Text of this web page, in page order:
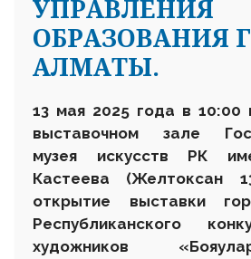
УПРАВЛЕНИЯ
ОБРАЗОВАНИЯ
АЛМАТЫ.
13 мая 2025 года в 10:00
выставочном зале
музея искусств РК
Кастеева (Желтоксан
открытие выставки
Республиканского
художников «